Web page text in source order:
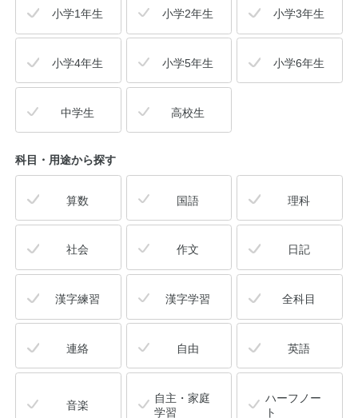
小学1年生 小学2年生 小学3年生
小学4年生 小学5年生 小学6年生
中学生 高校生
科目・用途から探す
算数 国語 理科
社会 作文 日記
漢字練習 漢字学習 全科目
連絡 自由 英語
音楽
自主・家庭
学習
ハーフノー
ト